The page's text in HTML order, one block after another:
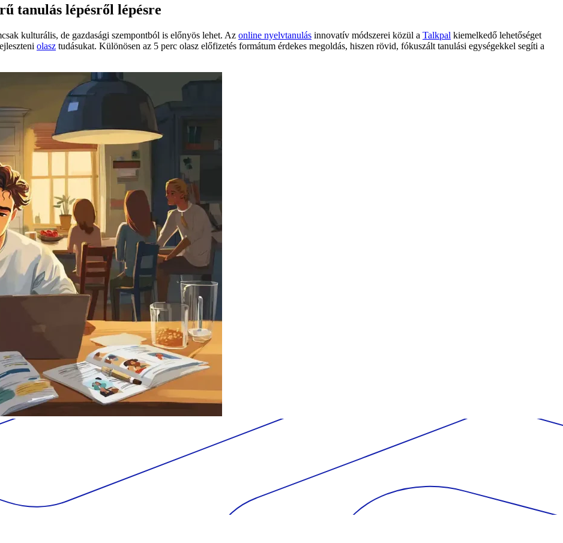
tanulás lépésről lépésre
kulturális, de gazdasági szempontból is előnyös lehet. Az online nyelvtanulás innovatív módszerei közül a Talkpal kiemelkedő lehetőséget
olasz tudásukat. Különösen az 5 perc olasz előfizetés formátum érdekes megoldás, hiszen rövid, fókuszált tanulási egységekkel segíti a